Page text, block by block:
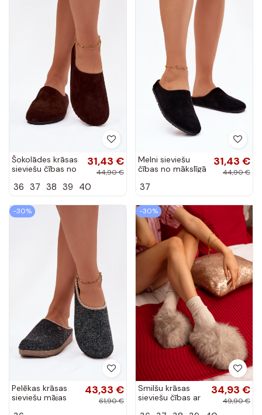
Šokolādes krāsas
sieviešu čības no
Kalvess
31,43 €
44,90 €
36 37 38 39 40
Melni sieviešu
čības no mākslīgā
31,43 €
44,90 €
37
-30%
Pelēkas krāsas
sieviešu mājas
43,33 €
61,90 €
-30%
Smilšu krāsas
sieviešu čības ar
34,93 €
49,90 €